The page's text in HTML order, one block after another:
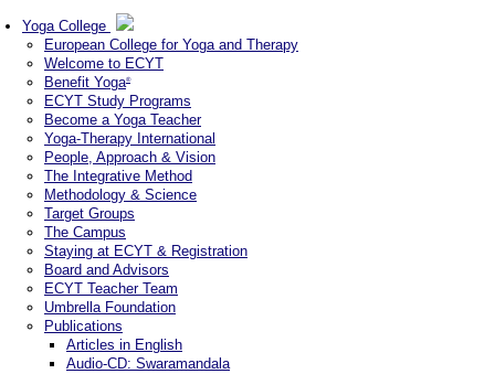
Yoga College
European College for Yoga and Therapy
Welcome to ECYT
Benefit Yoga®
ECYT Study Programs
Become a Yoga Teacher
Yoga-Therapy International
People, Approach & Vision
The Integrative Method
Methodology & Science
Target Groups
The Campus
Staying at ECYT & Registration
Board and Advisors
ECYT Teacher Team
Umbrella Foundation
Publications
Articles in English
Audio-CD: Swaramandala